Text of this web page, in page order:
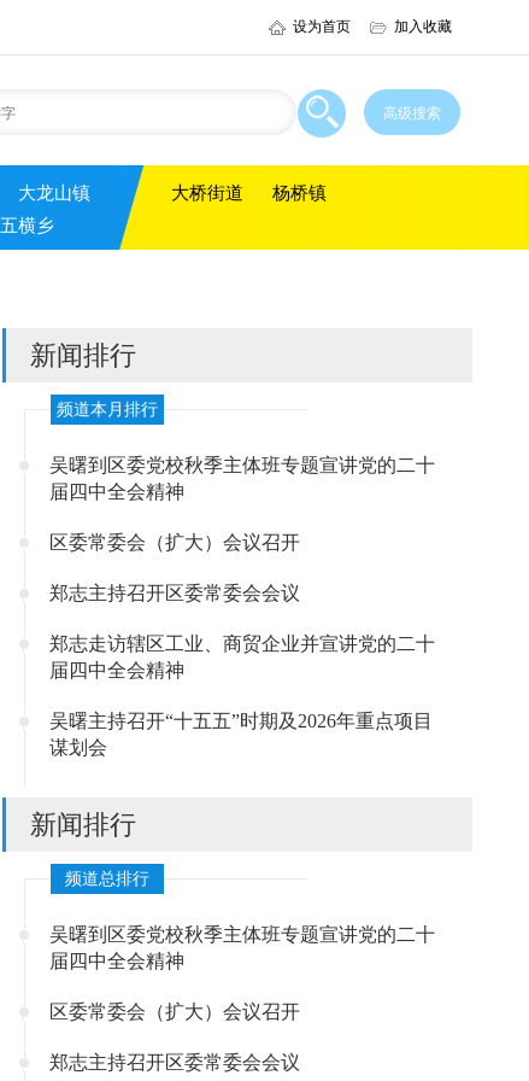
设为首页 加入收藏
大龙山镇
五横乡
大桥街道 杨桥镇
新闻排行
频道本月排行
吴曙到区委党校秋季主体班专题宣讲党的二十
届四中全会精神
区委常委会（扩大）会议召开
郑志主持召开区委常委会会议
郑志走访辖区工业、商贸企业并宣讲党的二十
届四中全会精神
吴曙主持召开“十五五”时期及2026年重点项目
谋划会
新闻排行
频道总排行
吴曙到区委党校秋季主体班专题宣讲党的二十
届四中全会精神
区委常委会（扩大）会议召开
郑志主持召开区委常委会会议